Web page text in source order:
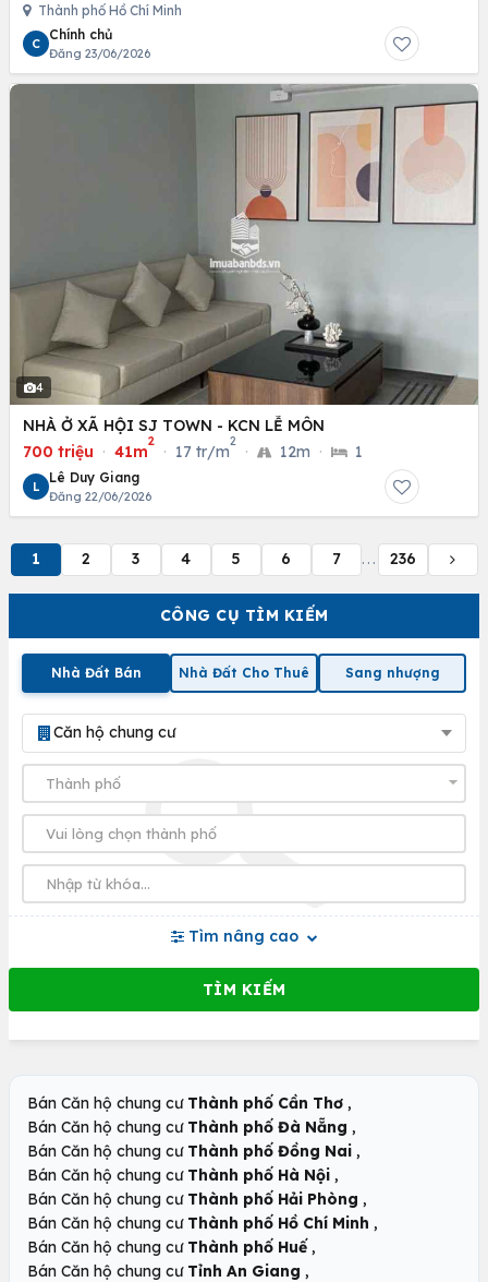
CÔNG CỤ TÌM KIẾM
Nhà Đất Bán Nhà Đất Cho Thuê Sang nhượng
Căn hộ chung cư
Tìm nâng cao
Thành phố Hồ Chí Minh
C
Chính chủ
Đăng 23/06/2026
4
NHÀ Ở XÃ HỘI SJ TOWN - KCN LỄ MÔN
700 triệu · 41m
2
· 17 tr/m
2
· 12m · 1
L
Lê Duy Giang
Đăng 22/06/2026
1 2 3 4 5 6 7 ... 236
Bán Căn hộ chung cư Thành phố Cần Thơ ,
Bán Căn hộ chung cư Thành phố Đà Nẵng ,
Bán Căn hộ chung cư Thành phố Đồng Nai ,
Bán Căn hộ chung cư Thành phố Hà Nội ,
Bán Căn hộ chung cư Thành phố Hải Phòng ,
Bán Căn hộ chung cư Thành phố Hồ Chí Minh ,
Bán Căn hộ chung cư Thành phố Huế ,
Bán Căn hộ chung cư Tỉnh An Giang ,